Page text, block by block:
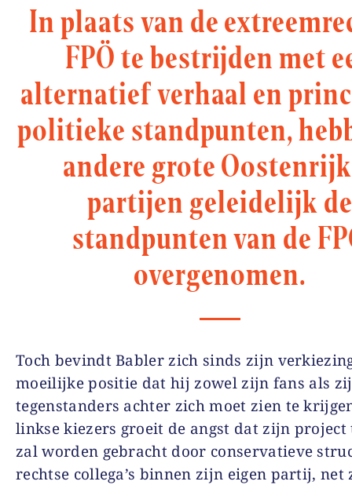
In plaats van de
FPÖ te bestrijden met
alternatief verhaal en
politieke standpunten,
andere grote
partijen geleidelijk de
standpunten van de
overgenomen.
Toch bevindt Babler zich sinds zijn
moeilijke positie dat hij zowel zijn fans als
tegenstanders achter zich moet zien te
linkse kiezers groeit de angst dat zijn project
zal worden gebracht door conservatieve
rechtse collega’s binnen zijn eigen partij, net